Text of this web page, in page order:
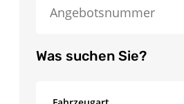
Was suchen Sie?